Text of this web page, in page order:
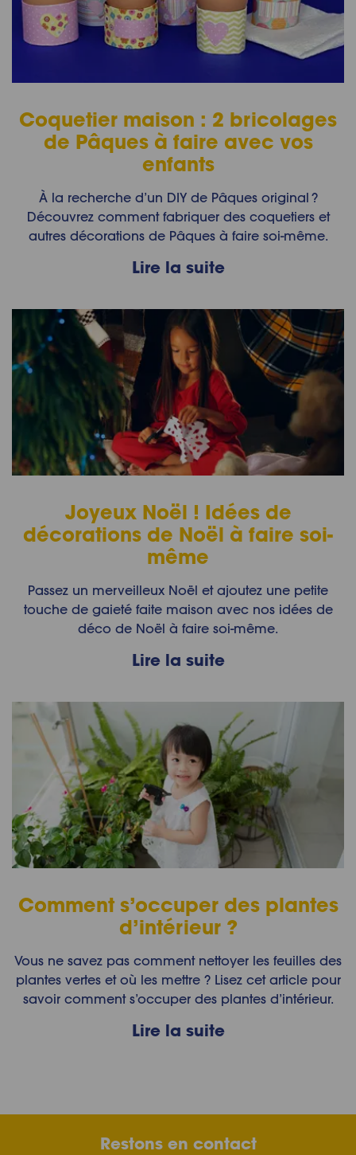
Coquetier maison : 2 bricolages
de Pâques à faire avec vos
enfants
À la recherche d’un DIY de Pâques original ?
Découvrez comment fabriquer des coquetiers et
autres décorations de Pâques à faire soi-même.
Lire la suite
Joyeux Noël ! Idées de
décorations de Noël à faire soi-
même
Passez un merveilleux Noël et ajoutez une petite
touche de gaieté faite maison avec nos idées de
déco de Noël à faire soi-même.
Lire la suite
Comment s’occuper des plantes
d’intérieur ?
Vous ne savez pas comment nettoyer les feuilles des
plantes vertes et où les mettre ? Lisez cet article pour
savoir comment s’occuper des plantes d’intérieur.
Lire la suite
Restons en contact